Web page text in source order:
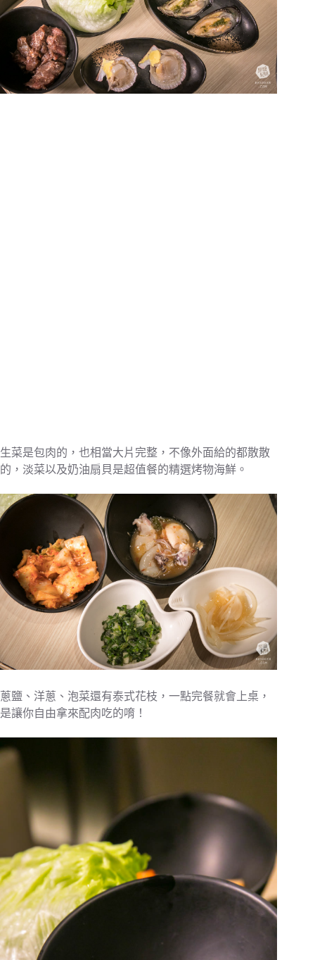
生菜是包肉的，也相當大片完整，不像外面給的都散散
的，淡菜以及奶油扇貝是超值餐的精選烤物海鮮。
蔥鹽、洋蔥、泡菜還有泰式花枝，一點完餐就會上桌，
是讓你自由拿來配肉吃的唷！